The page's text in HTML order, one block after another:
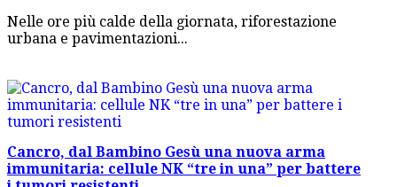
Nelle ore più calde della giornata, riforestazione
urbana e pavimentazioni...
Cancro, dal Bambino Gesù una nuova arma
immunitaria: cellule NK “tre in una” per battere